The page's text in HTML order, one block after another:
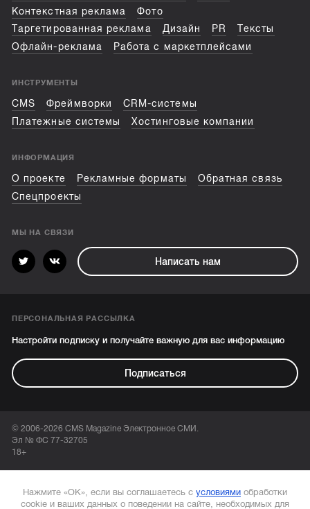
Контекстная реклама
Фото
Таргетированная реклама
Дизайн PR
Тексты
Офлайн-реклама
Работа с маркетплейсами
ИНСТРУМЕНТЫ
CMS Фреймворки
CRM-системы
Платежные системы
Хостинговые компании
ИНФОРМАЦИЯ
О проекте Рекламные форматы
Обратная связь
Спецпроекты
МЫ НА СВЯЗИ
Написать нам
ПЕРСОНАЛЬНАЯ РАССЫЛКА
Настройти подписку и получайте важную для вас информацию
Подписаться
© 2006-2026 CMS Magazine Электронное СМИ.
Эл № ФС 77-32705
18+
Нажмите «ОК», если вы соглашаетесь с условиями обработки
cookie и ваших данных о поведении на сайте, необходимых для